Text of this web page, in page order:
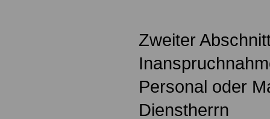
Zweiter
Personal oder
Dienstherrn